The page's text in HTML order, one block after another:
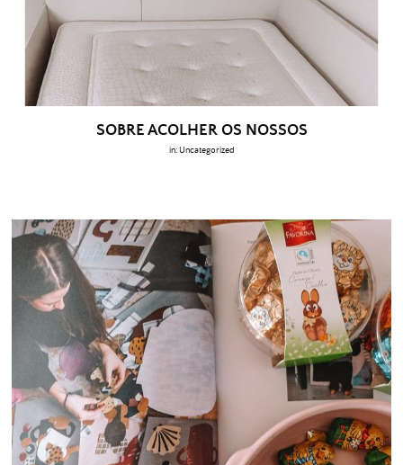
SOBRE ACOLHER OS NOSSOS
in: Uncategorized